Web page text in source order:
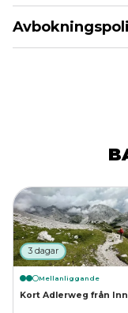
3 dagar
Mellanliggande
Kort Adlerweg från